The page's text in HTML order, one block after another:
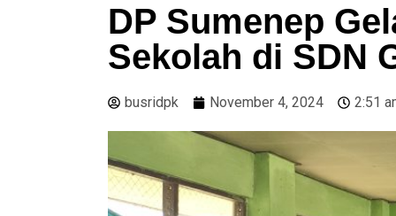
DP Sumenep
Sekolah di SDN
busridpk November 4, 2024 2:51